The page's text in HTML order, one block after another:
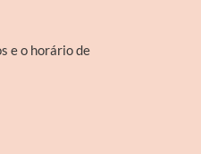
e o horário de